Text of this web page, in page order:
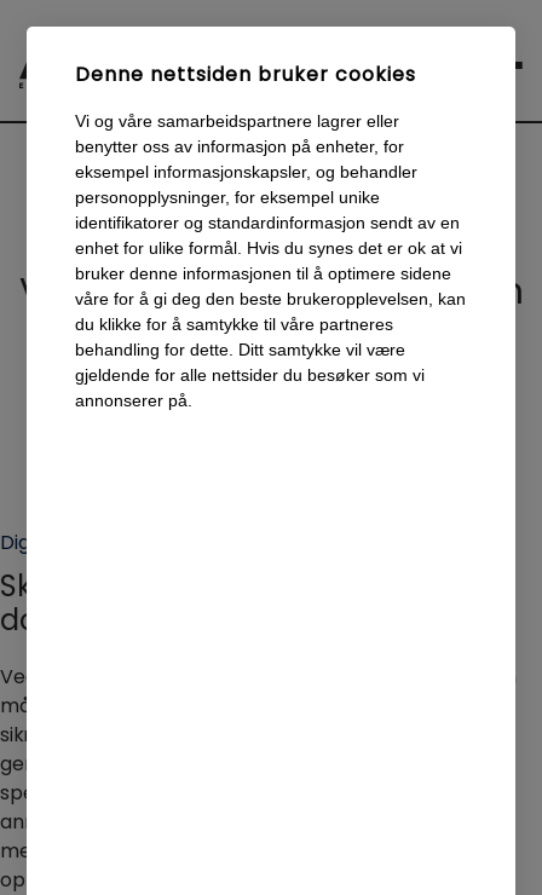
Våre tjenester
Vi hjelper deg med alt innen
Digital Markedsføring
Medierådgivingog
Design & Webutvikling
Digital Markedsføring
Skap trafikk, øk konverteringer og
dominer bransjen din.
Ved å plassere riktig annonse i riktig kanal, kan du nå din
målgruppe der de er mest aktive. Vårt hovedmål er å
sikre at hver krone du investerer i markedsføring
genererer inntekt. Hos oss har du tilgang til et team av
spesialister som harekspertise innen målrettet
annonsering. Vi skreddersyr annonsekampanjene i tråd
med dine preferanser og budsjett, slik at de best mulig
oppfyller dine mål.
Denne nettsiden bruker cookies
Vi og våre samarbeidspartnere lagrer eller
benytter oss av informasjon på enheter, for
eksempel informasjonskapsler, og behandler
personopplysninger, for eksempel unike
identifikatorer og standardinformasjon sendt av en
enhet for ulike formål. Hvis du synes det er ok at vi
bruker denne informasjonen til å optimere sidene
våre for å gi deg den beste brukeropplevelsen, kan
du klikke for å samtykke til våre partneres
behandling for dette. Ditt samtykke vil være
gjeldende for alle nettsider du besøker som vi
annonserer på.